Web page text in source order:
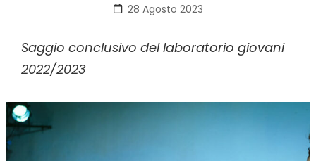
Posted
28 Agosto 2023
Saggio conclusivo del laboratorio giovani
2022/2023